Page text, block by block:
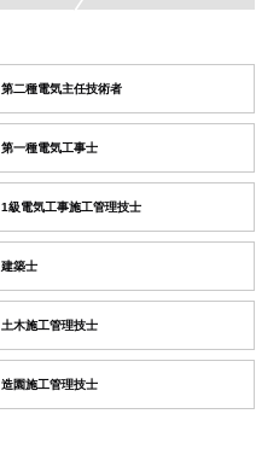
第二種電気主任技術者
第一種電気工事士
1級電気工事施工管理技士
建築士
土木施工管理技士
造園施工管理技士